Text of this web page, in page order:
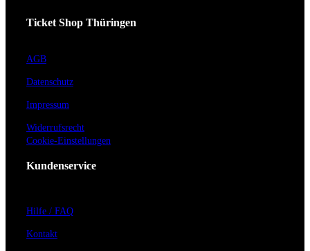
Ticket Shop Thüringen
AGB
Datenschutz
Impressum
Widerrufsrecht
Cookie-Einstellungen
Kundenservice
Hilfe / FAQ
Kontakt